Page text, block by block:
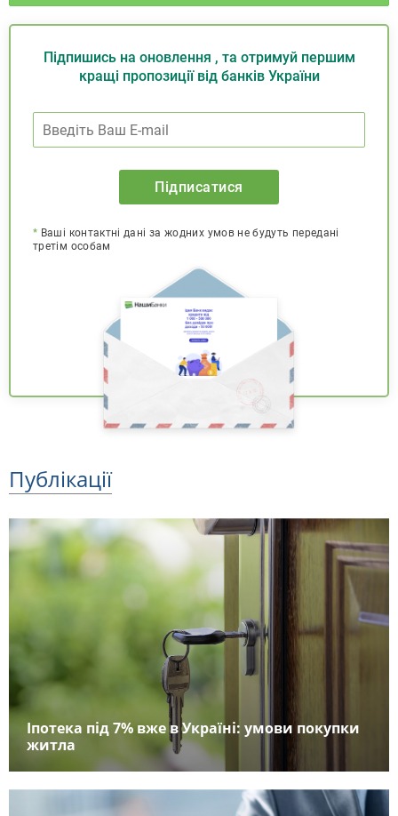
Підпишись на оновлення , та отримуй першим
кращі пропозиції від банків України
Підписатися
* Ваші контактні дані за жодних умов не будуть передані
третім особам
Публікації
Іпотека під 7% вже в Україні: умови покупки
житла